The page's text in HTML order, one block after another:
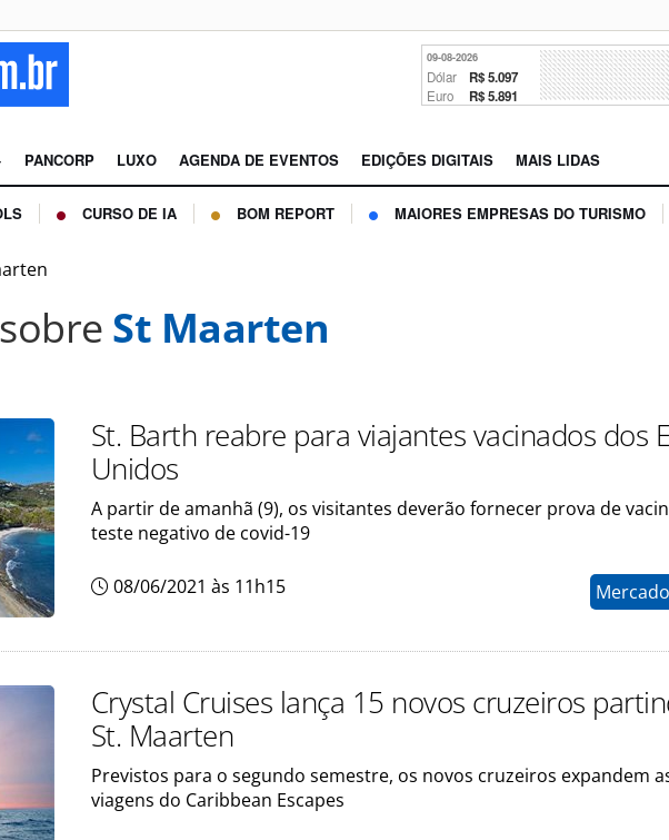
09-08-2026
Dólar R$ 5.097
Euro R$ 5.891
PANCORP LUXO AGENDA DE EVENTOS EDIÇÕES DIGITAIS MAIS LIDAS
CURSO DE IA BOM REPORT MAIORES EMPRESAS DO TURISMO
St Maarten
St. Barth reabre para viajantes vacinados dos
Unidos
A partir de amanhã (9), os visitantes deverão fornecer prova de
teste negativo de covid-19
08/06/2021 às 11h15
Crystal Cruises lança 15 novos cruzeiros
St. Maarten
Previstos para o segundo semestre, os novos cruzeiros expandem
viagens do Caribbean Escapes